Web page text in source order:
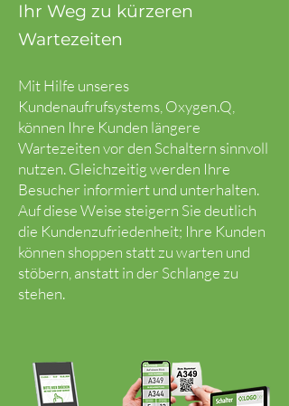
Ihr Weg zu kürzeren
Wartezeiten
Mit Hilfe unseres
Kundenaufrufsystems, Oxygen.Q,
können Ihre Kunden längere
Wartezeiten vor den Schaltern sinnvoll
nutzen. Gleichzeitig werden Ihre
Besucher informiert und unterhalten.
Auf diese Weise steigern Sie deutlich
die Kundenzufriedenheit; Ihre Kunden
können shoppen statt zu warten und
stöbern, anstatt in der Schlange zu
stehen.